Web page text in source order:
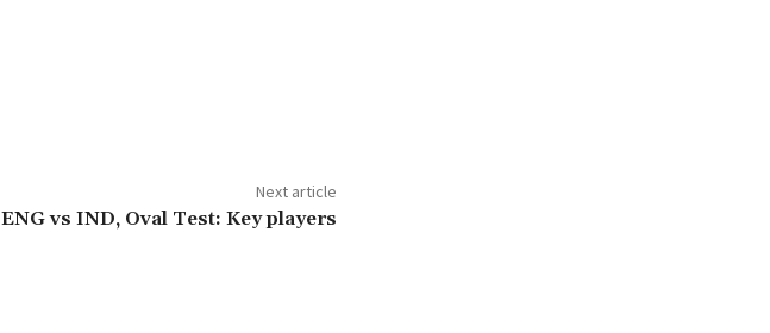
Next article
ENG vs IND, Oval Test: Key players